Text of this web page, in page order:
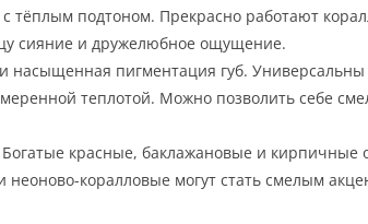
тёплым подтоном. Прекрасно работают
сияние и дружелюбное ощущение.
пигментация губ. Универсальны
теплотой. Можно позволить себе
красные, баклажановые и кирпичные
неоново-коралловые могут стать смелым